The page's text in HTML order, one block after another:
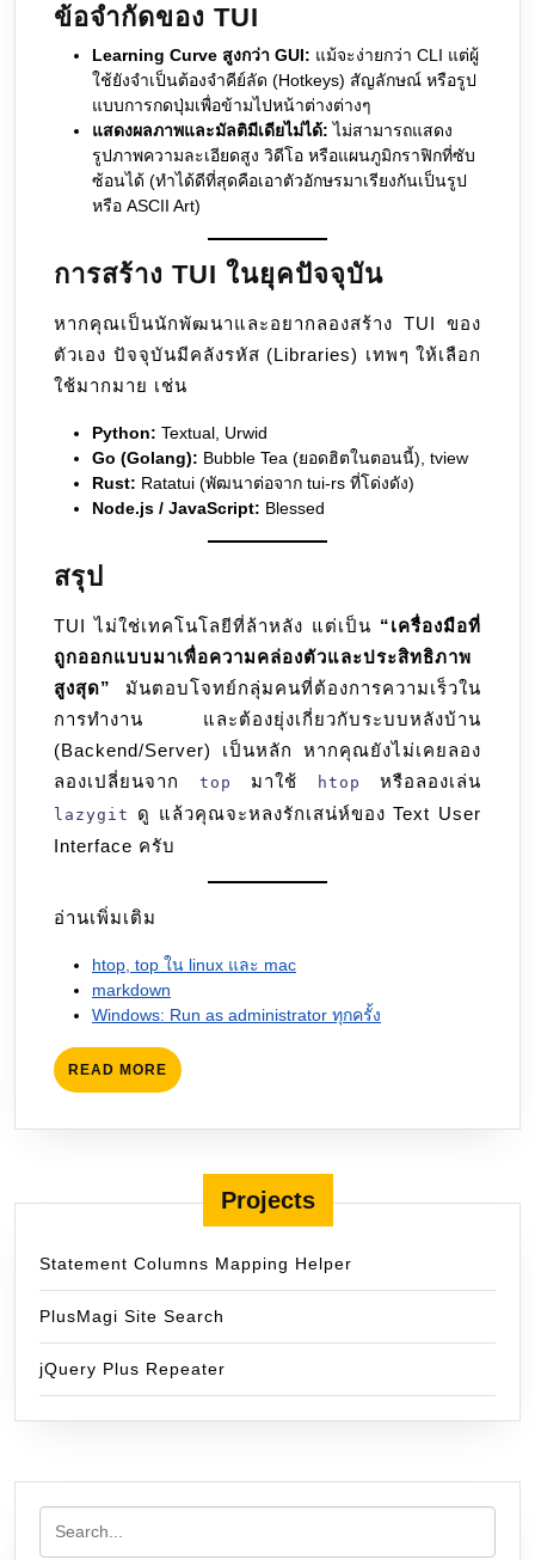
ข้อจำกัดของ TUI
Learning Curve สูงกว่า GUI: แม้จะง่ายกว่า CLI แต่ผู้
ใช้ยังจำเป็นต้องจำคีย์ลัด (Hotkeys) สัญลักษณ์ หรือรูป
แบบการกดปุ่มเพื่อข้ามไปหน้าต่างต่างๆ
แสดงผลภาพและมัลติมีเดียไม่ได้: ไม่สามารถแสดง
รูปภาพความละเอียดสูง วิดีโอ หรือแผนภูมิกราฟิกที่ซับ
ซ้อนได้ (ทำได้ดีที่สุดคือเอาตัวอักษรมาเรียงกันเป็นรูป
หรือ ASCII Art)
การสร้าง TUI ในยุคปัจจุบัน
หากคุณเป็นนักพัฒนาและอยากลองสร้าง TUI ของ
ตัวเอง ปัจจุบันมีคลังรหัส (Libraries) เทพๆ ให้เลือก
ใช้มากมาย เช่น
Python: Textual, Urwid
Go (Golang): Bubble Tea (ยอดฮิตในตอนนี้), tview
Rust: Ratatui (พัฒนาต่อจาก tui-rs ที่โด่งดัง)
Node.js / JavaScript: Blessed
สรุป
TUI ไม่ใช่เทคโนโลยีที่ล้าหลัง แต่เป็น “เครื่องมือที่
ถูกออกแบบมาเพื่อความคล่องตัวและประสิทธิภาพ
สูงสุด”
มันตอบโจทย์กลุ่มคนที่ต้องการความเร็วใน
การทำงาน และต้องยุ่งเกี่ยวกับระบบหลังบ้าน
(Backend/Server) เป็นหลัก หากคุณยังไม่เคยลอง
ลองเปลี่ยนจาก top มาใช้ htop หรือลองเล่น
lazygit
ดู แล้วคุณจะหลงรักเสน่ห์ของ Text User
Interface ครับ
อ่านเพิ่มเติม
htop, top ใน linux และ mac
markdown
Windows: Run as administrator ทุกครั้ง
READ MORE READ
MORE
Projects
Statement Columns Mapping Helper
PlusMagi Site Search
jQuery Plus Repeater